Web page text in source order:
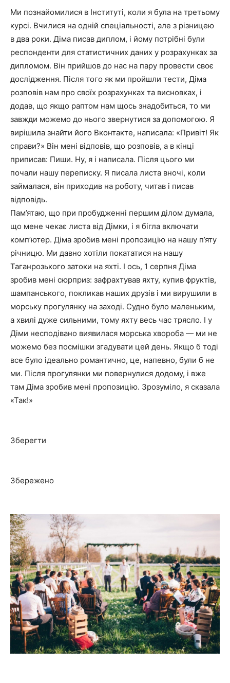
Ми познайомилися в Інституті, коли я була на третьому
курсі. Вчилися на одній спеціальності, але з різницею
в два роки. Діма писав диплом, і йому потрібні були
респонденти для статистичних даних у розрахунках за
дипломом. Він прийшов до нас на пару провести своє
дослідження. Після того як ми пройшли тести, Діма
розповів нам про своїх розрахунках та висновках, і
додав, що якщо раптом нам щось знадобиться, то ми
завжди можемо до нього звернутися за допомогою. Я
вирішила знайти його Вконтакте, написала: «Привіт! Як
справи?» Він мені відповів, що розповів, а в кінці
приписав: Пиши. Ну, я і написала. Після цього ми
почали нашу переписку. Я писала листа вночі, коли
займалася, він приходив на роботу, читав і писав
відповідь.
Пам’ятаю, що при пробудженні першим ділом думала,
що мене чекає листа від Дімки, і я бігла включати
комп’ютер. Діма зробив мені пропозицію на нашу п’яту
річницю. Ми давно хотіли покататися на нашу
Таганрозького затоки на яхті. І ось, 1 серпня Діма
зробив мені сюрприз: зафрахтував яхту, купив фруктів,
шампанського, покликав наших друзів і ми вирушили в
морську прогулянку на заході. Судно було маленьким,
а хвилі дуже сильними, тому яхту весь час трясло. І у
Діми несподівано виявилася морська хвороба — ми не
можемо без посмішки згадувати цей день. Якщо б тоді
все було ідеально романтично, це, напевно, були б не
ми. Після прогулянки ми повернулися додому, і вже
там Діма зробив мені пропозицію. Зрозуміло, я сказала
«Так!»
Зберегти
Збережено